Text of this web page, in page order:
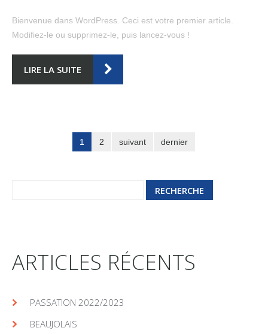
Bienvenue dans WordPress. Ceci est votre premier article.
Modifiez-le ou supprimez-le, puis lancez-vous !
LIRE LA SUITE
1 2 suivant dernier
ARTICLES RÉCENTS
PASSATION 2022/2023
BEAUJOLAIS